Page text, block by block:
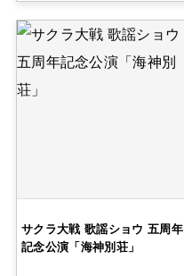
サクラ大戦 歌謡ショウ 五周年
記念公演「海神別荘」